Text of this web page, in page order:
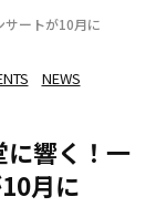
サートが10月に
NEWS
に響く！一
月に